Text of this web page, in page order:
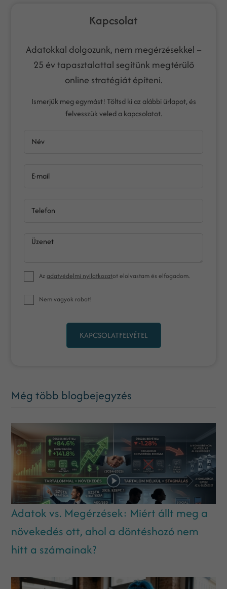
Kapcsolat
Adatokkal dolgozunk, nem megérzésekkel –
25 év tapasztalattal segítünk megtérülő
online stratégiát építeni.
Ismerjük meg egymást! Töltsd ki az alábbi űrlapot, és
felvesszük veled a kapcsolatot.
Név
E-mail
Telefon
Üzenet
Azadatvédelmi nyilatkozatot elolvastam és elfogadom.
Nem vagyok robot!
KAPCSOLATFELVÉTEL
Még több blogbejegyzés
Adatok vs. Megérzések: Miért állt meg a
növekedés ott, ahol a döntéshozó nem
hitt a számainak?